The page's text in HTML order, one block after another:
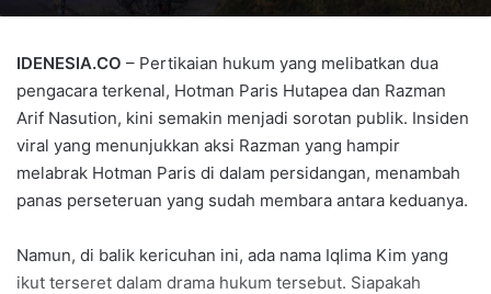
IDENESIA.CO – Pertikaian hukum yang melibatkan dua
pengacara terkenal, Hotman Paris Hutapea dan Razman
Arif Nasution, kini semakin menjadi sorotan publik. Insiden
viral yang menunjukkan aksi Razman yang hampir
melabrak Hotman Paris di dalam persidangan, menambah
panas perseteruan yang sudah membara antara keduanya.
Namun, di balik kericuhan ini, ada nama Iqlima Kim yang
ikut terseret dalam drama hukum tersebut. Siapakah